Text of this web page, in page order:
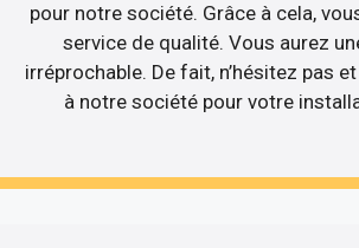
pour notre société. Grâce à cela,
service de qualité. Vous aurez
irréprochable. De fait, n’hésitez pas
à notre société pour votre